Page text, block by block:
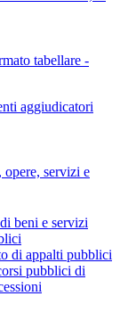
tabellare -
aggiudicatori
servizi e
beni e servizi
di appalti pubblici
pubblici di